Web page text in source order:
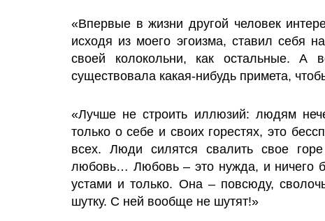
«Впервые в жизни другой человек
исходя из моего эгоизма, ставил себя
своей колокольни, как остальные.
существовала какая-нибудь примета,
«Лучше не строить иллюзий: людям
только о себе и своих горестях, это
всех. Люди силятся свалить свое
любовь… Любовь – это нужда, и ничего
устами и только. Она – повсюду,
шутку. С ней вообще не шутят!»